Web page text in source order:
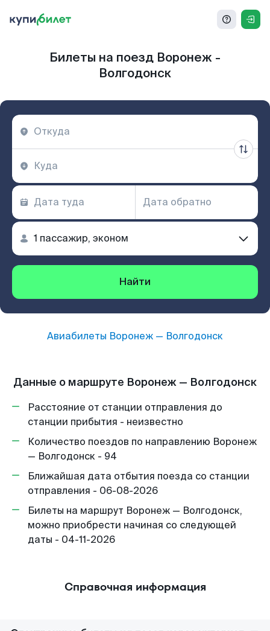
Билеты на поезд Воронеж -
Волгодонск
Найти
Авиабилеты Воронеж — Волгодонск
Данные о маршруте Воронеж — Волгодонск
Расстояние от станции отправления до
станции прибытия - неизвестно
Количество поездов по направлению Воронеж
— Волгодонск - 94
Ближайшая дата отбытия поезда со станции
отправления - 06-08-2026
Билеты на маршрут Воронеж — Волгодонск,
можно приобрести начиная со следующей
даты - 04-11-2026
Справочная информация